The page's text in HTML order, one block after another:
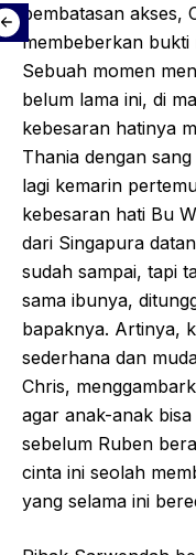
pembatasan akses,
membeberkan
Sebuah momen
belum lama ini, di
kebesaran hatinya
Thania dengan
lagi kemarin
kebesaran hati Bu
dari Singapura
sudah sampai, tapi
sama ibunya,
bapaknya. Artinya,
sederhana dan
Chris,
agar anak-anak
sebelum Ruben
cinta ini seolah
yang selama ini